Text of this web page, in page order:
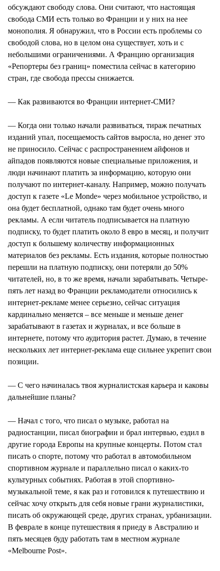
обсуждают свободу слова. Они считают, что настоящая
свобода СМИ есть только во Франции и у них на нее
монополия. Я обнаружил, что в России есть проблемы со
свободой слова, но в целом она существует, хоть и с
небольшими ограничениями. А Францию организация
«Репортеры без границ» поместила сейчас в категорию
стран, где свобода прессы снижается.
— Как развиваются во Франции интернет-СМИ?
— Когда они только начали развиваться, тираж печатных
изданий упал, посещаемость сайтов выросла, но денег это
не приносило. Сейчас с распространением айфонов и
айпадов появляются новые специальные приложения, и
люди начинают платить за информацию, которую они
получают по интернет-каналу. Например, можно получать
доступ к газете «Le Monde» через мобильное устройство, и
она будет бесплатной, однако там будет очень много
рекламы. А если читатель подписывается на платную
подписку, то будет платить около 8 евро в месяц, и получит
доступ к большему количеству информационных
материалов без рекламы. Есть издания, которые полностью
перешли на платную подписку, они потеряли до 50%
читателей, но, в то же время, начали зарабатывать. Четыре-
пять лет назад во Франции рекламодатели относились к
интернет-рекламе менее серьезно, сейчас ситуация
кардинально меняется – все меньше и меньше денег
зарабатывают в газетах и журналах, и все больше в
интернете, потому что аудитория растет. Думаю, в течение
нескольких лет интернет-реклама еще сильнее укрепит свои
позиции.
— С чего начиналась твоя журналистская карьера и каковы
дальнейшие планы?
— Начал с того, что писал о музыке, работал на
радиостанции, писал биографии и брал интервью, ездил в
другие города Европы на крупные концерты. Потом стал
писать о спорте, потому что работал в автомобильном
спортивном журнале и параллельно писал о каких-то
культурных событиях. Работая в этой спортивно-
музыкальной теме, я как раз и готовился к путешествию и
сейчас хочу открыть для себя новые грани журналистики,
писать об окружающей среде, других странах, урбанизации.
В феврале в конце путешествия я приеду в Австралию и
пять месяцев буду работать там в местном журнале
«Melbourne Post».